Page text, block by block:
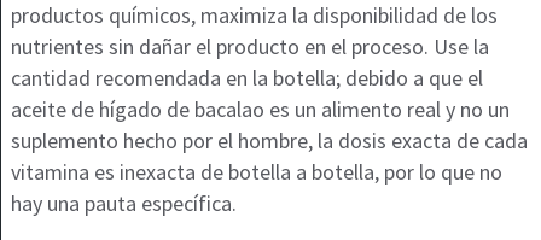
productos químicos, maximiza la disponibilidad de los
nutrientes sin dañar el producto en el proceso. Use la
cantidad recomendada en la botella; debido a que el
aceite de hígado de bacalao es un alimento real y no un
suplemento hecho por el hombre, la dosis exacta de cada
vitamina es inexacta de botella a botella, por lo que no
hay una pauta específica.